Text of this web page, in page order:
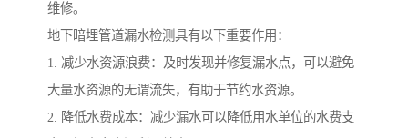
维修。
地下暗埋管道漏水检测具有以下重要作用：
1. 减少水资源浪费：及时发现并修复漏水点，可以避免
大量水资源的无谓流失，有助于节约水资源。
2. 降低水费成本：减少漏水可以降低用水单位的水费支